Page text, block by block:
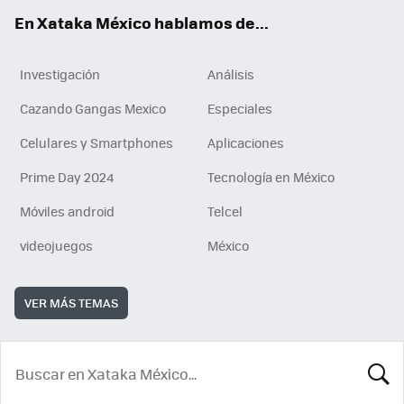
En Xataka México hablamos de...
Investigación
Análisis
Cazando Gangas Mexico
Especiales
Celulares y Smartphones
Aplicaciones
Prime Day 2024
Tecnología en México
Móviles android
Telcel
videojuegos
México
VER MÁS TEMAS